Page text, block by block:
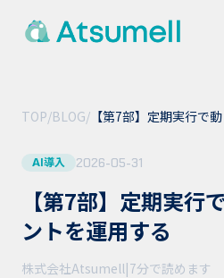
TOP/BLOG/ 【第7部】定期実行で
AI導入 2026-05-31
【第7部】定期実行
ントを運用する
株式会社Atsumell|7分で読めます